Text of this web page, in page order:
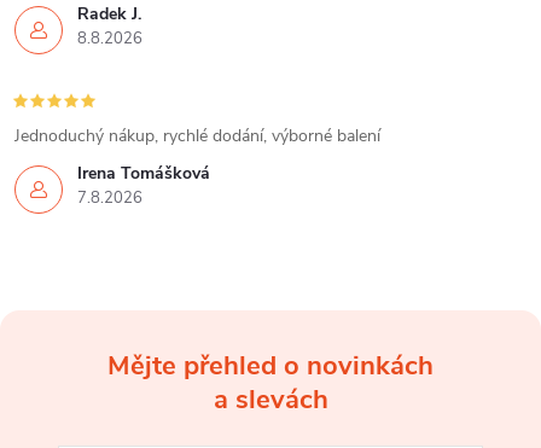
Radek J.
8.8.2026
Irena Tomášková
7.8.2026
Jednoduchý nákup, rychlé dodání, výborné balení
Mějte přehled o novinkách
a slevách